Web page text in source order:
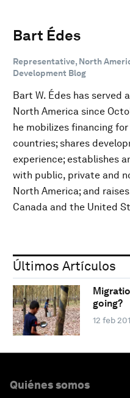
Bart Édes
Representative, North
Development Blog
Bart W. Édes has served
North America since
he mobilizes financing for
countries; shares
experience; establishes
with public, private and
North America; and
Canada and the United
Últimos Artículos
going?
12 feb
Quiénes somos